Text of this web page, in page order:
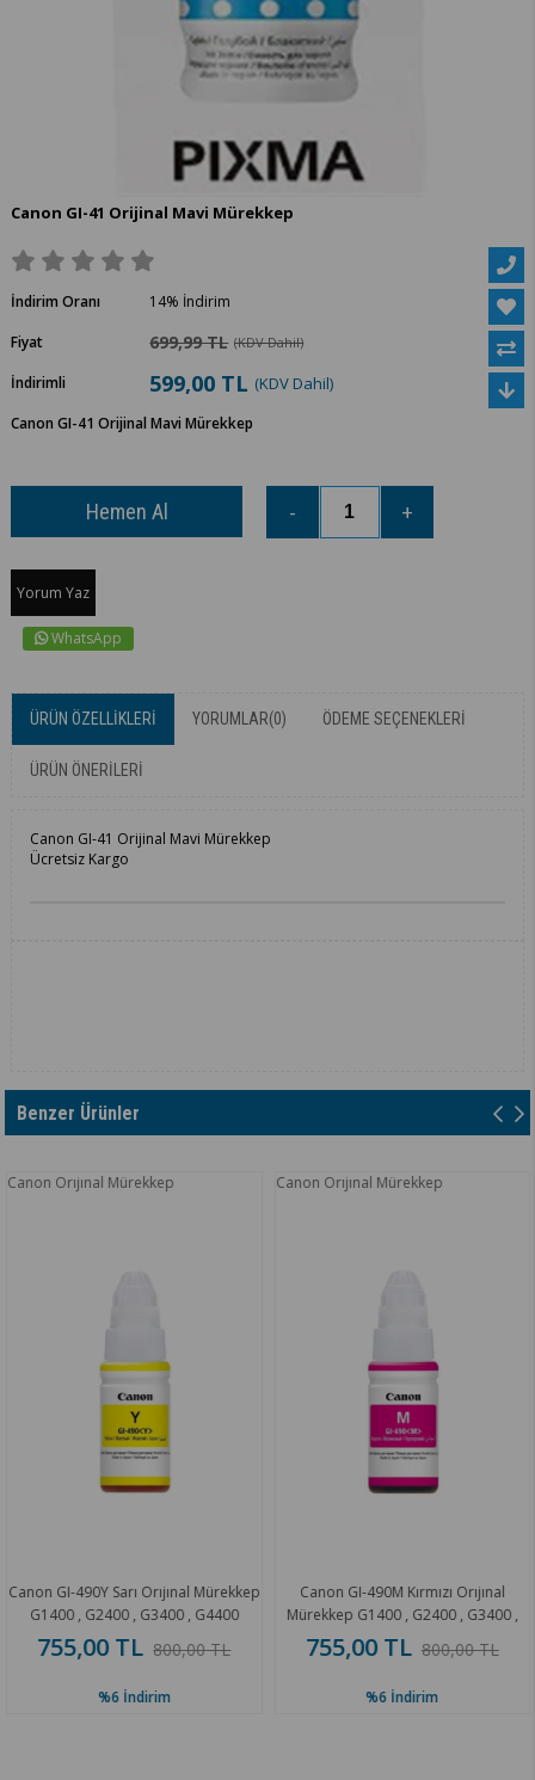
Canon GI-41 Orijinal Mavi Mürekkep
İndirim Oranı %
14
İndirim
Fiyat
699,99 TL (KDV Dahil)
İndirimli 599,00 TL (KDV Dahil)
Canon GI-41 Orijinal Mavi Mürekkep
Yorum Yaz
WhatsApp
ÜRÜN ÖZELLIKLERI YORUMLAR(0) ÖDEME SEÇENEKLERI
ÜRÜN ÖNERILERI
Canon GI-41 Orijinal Mavi Mürekkep
Ücretsiz Kargo
Benzer Ürünler
Orıjınal Mürekkep
GI-490Y Sarı Orıjınal Mürekkep
, G2400 , G3400 , G4400
TL 800,00 TL
İndirim
Canon Orıjınal Mürekkep
Canon GI-490M Kırmızı Orıjınal
Mürekkep G1400 , G2400 , G3400 ,
G4400
755,00 TL 800,00 TL
İndirim